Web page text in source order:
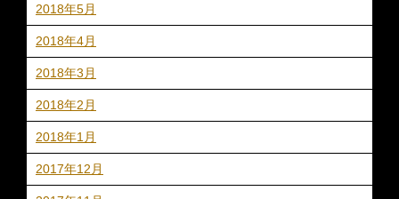
2018年5月
2018年4月
2018年3月
2018年2月
2018年1月
2017年12月